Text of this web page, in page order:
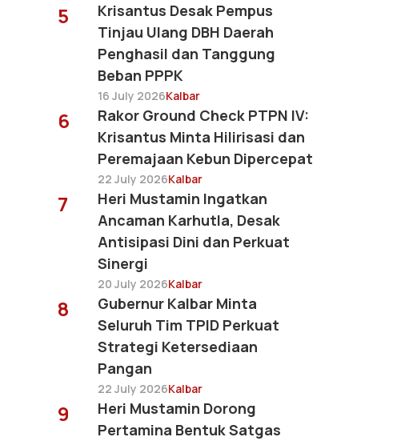
5
Krisantus Desak Pempus
Tinjau Ulang DBH Daerah
Penghasil dan Tanggung
Beban PPPK
16 July 2026Kalbar
6
Rakor Ground Check PTPN IV:
Krisantus Minta Hilirisasi dan
Peremajaan Kebun Dipercepat
22 July 2026Kalbar
7
Heri Mustamin Ingatkan
Ancaman Karhutla, Desak
Antisipasi Dini dan Perkuat
Sinergi
20 July 2026Kalbar
8
Gubernur Kalbar Minta
Seluruh Tim TPID Perkuat
Strategi Ketersediaan
Pangan
22 July 2026Kalbar
9
Heri Mustamin Dorong
Pertamina Bentuk Satgas